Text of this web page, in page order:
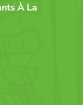
À La